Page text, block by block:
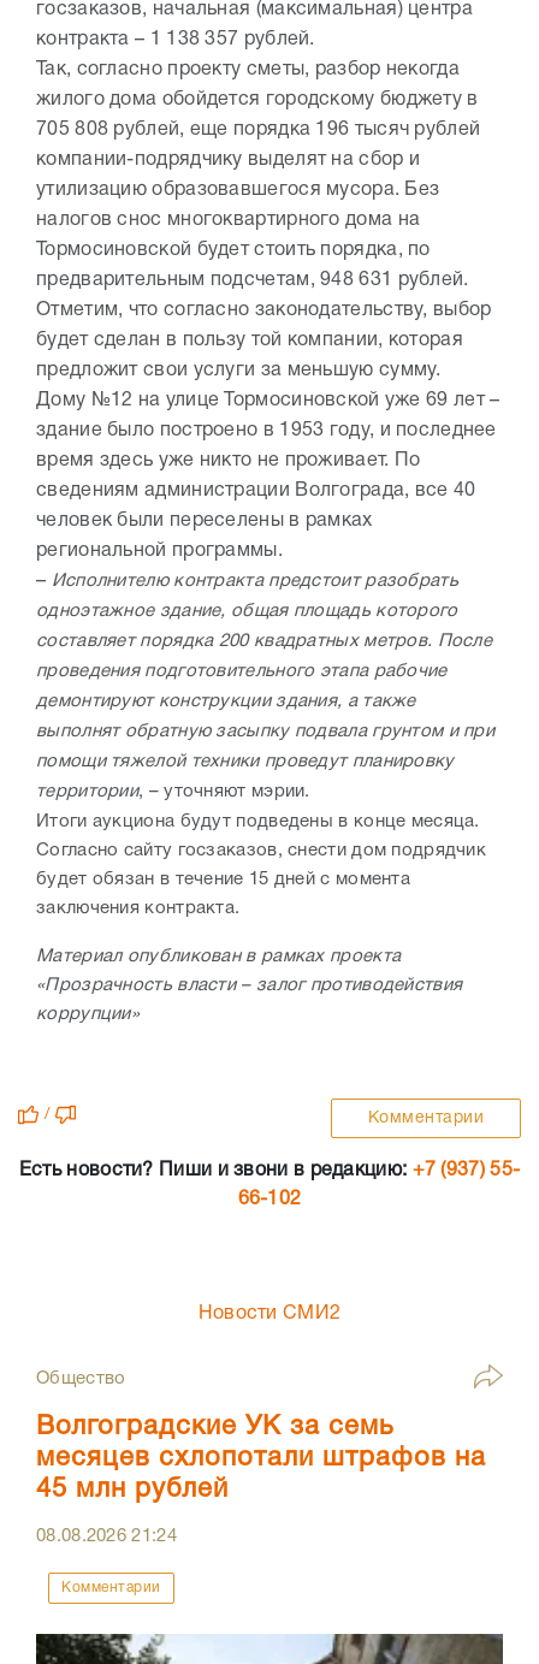
госзаказов, начальная (максимальная) центра
контракта – 1 138 357 рублей.
Так, согласно проекту сметы, разбор некогда
жилого дома обойдется городскому бюджету в
705 808 рублей, еще порядка 196 тысяч рублей
компании-подрядчику выделят на сбор и
утилизацию образовавшегося мусора. Без
налогов снос многоквартирного дома на
Тормосиновской будет стоить порядка, по
предварительным подсчетам, 948 631 рублей.
Отметим, что согласно законодательству, выбор
будет сделан в пользу той компании, которая
предложит свои услуги за меньшую сумму.
Дому №12 на улице Тормосиновской уже 69 лет –
здание было построено в 1953 году, и последнее
время здесь уже никто не проживает. По
сведениям администрации Волгограда, все 40
человек были переселены в рамках
региональной программы.
– Исполнителю контракта предстоит разобрать
одноэтажное здание, общая площадь которого
составляет порядка 200 квадратных метров. После
проведения подготовительного этапа рабочие
демонтируют конструкции здания, а также
выполнят обратную засыпку подвала грунтом и при
помощи тяжелой техники проведут планировку
территории, – уточняют мэрии.
Итоги аукциона будут подведены в конце месяца.
Согласно сайту госзаказов, снести дом подрядчик
будет обязан в течение 15 дней с момента
заключения контракта.
Материал опубликован в рамках проекта
«Прозрачность власти – залог противодействия
коррупции»
/ Комментарии
Есть новости? Пиши и звони в редакцию: +7 (937) 55-
66-102
Новости СМИ2
Общество
Волгоградские УК за семь
месяцев схлопотали штрафов на
45 млн рублей
08.08.202621:24
Комментарии